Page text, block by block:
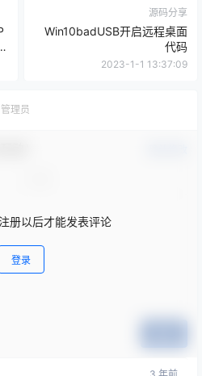
源码分享
Win10badUSB开启远程桌面
代码
2023-1-1 13:37:09
管理员
册以后才能发表评论
登录